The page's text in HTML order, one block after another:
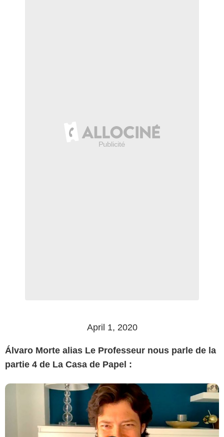
April 1, 2020
Álvaro Morte alias Le Professeur nous parle de la
partie 4 de La Casa de Papel :